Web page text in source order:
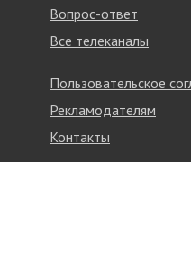
Вопрос-ответ
Все телеканалы
Пользовательское
Рекламодателям
Контакты